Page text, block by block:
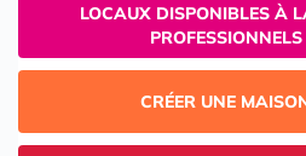
LOCAUX DISPONIBLES À
CRÉER UNE